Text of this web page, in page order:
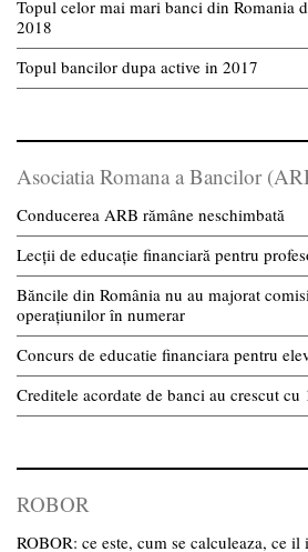
Topul celor mai mari banci din Romania
2018
Topul bancilor dupa active in 2017
Asociatia Romana a Bancilor
Conducerea ARB rămâne neschimbată
Lecții de educație financiară pentru
Băncile din România nu au majorat
operațiunilor în numerar
Concurs de educatie financiara pentru
Creditele acordate de banci au crescut
ROBOR
ROBOR: ce este, cum se calculeaza, ce